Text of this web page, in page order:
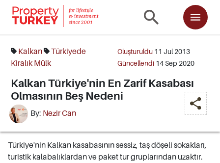
Kalkan
Türkiyede
Kiralık Mülk
Kalkan Türkiye'nin En Zarif Kasabası
Olmasının Beş Nedeni
By: Nezir Can
Oluşturuldu 11 Jul 2013
Güncellendi 14 Sep 2020
Türkiye'nin Kalkan kasabasının sessiz, taş döşeli sokakları,
turistik kalabalıklardan ve paket tur gruplarından uzaktır.